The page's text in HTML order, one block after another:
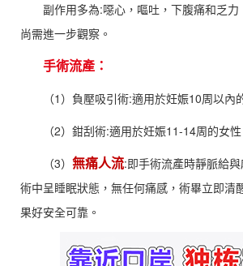
副作用多為:噁心，嘔吐，下腹痛和乏
尚需進一步觀察。
手術流產：
（1）負壓吸引術:適用於妊娠10周以內
（2）鉗刮術:適用於妊娠11-14周的女性
（3） 無痛人流:即手術流產時靜脈給
術中呈睡眠狀態，無任何痛感，術畢立即清
果好安全可靠。